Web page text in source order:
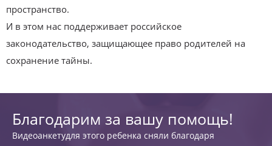
пространство.
И в этом нас поддерживает российское
законодательство, защищающее право родителей на
сохранение тайны.
Благодарим за вашу помощь!
Видеоанкетудля этого ребенка сняли благодаря